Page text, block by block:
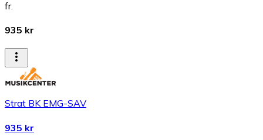
fr.
935 kr
Strat BK EMG-SAV
935 kr